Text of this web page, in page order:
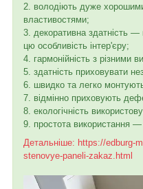
2. володіють дуже
властивостями;
3. декоративна здатність —
цю особливість інтер'єру;
4. гармонійність з різними
5. здатність приховувати
6. швидко та легко
7. відмінно приховують
8. екологічність
9. простота використання —
Детальніше: https://edburg-
stenovye-paneli-zakaz.html